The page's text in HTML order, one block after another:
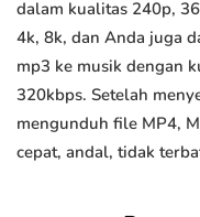
dalam kualitas 240p,
4k, 8k, dan Anda juga
mp3 ke musik dengan
320kbps. Setelah
mengunduh file MP4,
cepat, andal, tidak